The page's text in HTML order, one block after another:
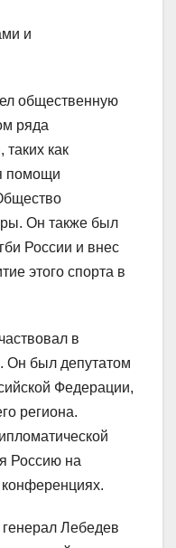
и
общественную
ряда
как
помощи
Он также был
России и внес
этого спорта в
в
Он был депутатом
Федерации,
региона.
Россию на
Лебедев